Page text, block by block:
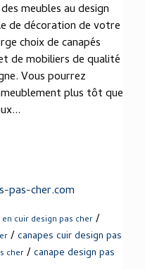
meubles au design
de décoration de votre
choix de canapés
de mobiliers de qualité
Vous pourrez
plus tôt que
pas-cher.com
cuir design pas cher/
/canapes cuir design pas
cher /canape design pas